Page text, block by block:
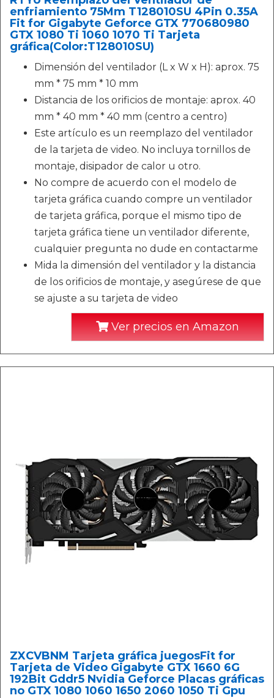
enfriamiento 75Mm T128010SU 4Pin 0.35A
Fit for Gigabyte Geforce GTX 770680980
GTX 1080 Ti 1060 1070 Ti Tarjeta
gráfica(Color:T128010SU)
Dimensión del ventilador (L x W x H): aprox. 75
mm * 75 mm * 10 mm
Distancia de los orificios de montaje: aprox. 40
mm * 40 mm * 40 mm (centro a centro)
Este artículo es un reemplazo del ventilador
de la tarjeta de video. No incluya tornillos de
montaje, disipador de calor u otro.
No compre de acuerdo con el modelo de
tarjeta gráfica cuando compre un ventilador
de tarjeta gráfica, porque el mismo tipo de
tarjeta gráfica tiene un ventilador diferente,
cualquier pregunta no dude en contactarme
Mida la dimensión del ventilador y la distancia
de los orificios de montaje, y asegúrese de que
se ajuste a su tarjeta de video
Ver precios en Amazon
ZXCVBNM Tarjeta gráfica juegosFit for
Tarjeta de Video Gigabyte GTX 1660 6G
192Bit Gddr5 Nvidia Geforce Placas gráficas
no GTX 1080 1060 1650 2060 1050 Ti Gpu